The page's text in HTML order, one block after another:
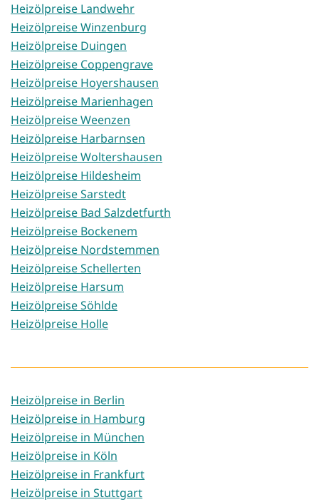
Heizölpreise Landwehr
Heizölpreise Winzenburg
Heizölpreise Duingen
Heizölpreise Coppengrave
Heizölpreise Hoyershausen
Heizölpreise Marienhagen
Heizölpreise Weenzen
Heizölpreise Harbarnsen
Heizölpreise Woltershausen
Heizölpreise Hildesheim
Heizölpreise Sarstedt
Heizölpreise Bad Salzdetfurth
Heizölpreise Bockenem
Heizölpreise Nordstemmen
Heizölpreise Schellerten
Heizölpreise Harsum
Heizölpreise Söhlde
Heizölpreise Holle
Heizölpreise in Berlin
Heizölpreise in Hamburg
Heizölpreise in München
Heizölpreise in Köln
Heizölpreise in Frankfurt
Heizölpreise in Stuttgart